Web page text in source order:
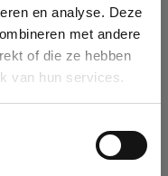
en analyse. Deze
met andere
of die ze hebben
van hun services.
by name, VAT or
it will auto-complete the
database, you can create